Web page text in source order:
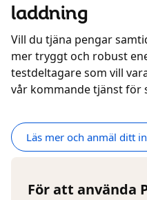
laddning
Vill du tjäna pengar
mer tryggt och robust
testdeltagare som vill
vår kommande tjänst för
Läs mer och anmäl ditt
För att använda